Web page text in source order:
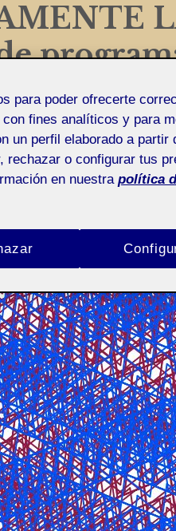
2 noviembre, 2024
para poder ofrecerte
fines analíticos y para
un perfil elaborado a partir
rechazar o configurar tus
en nuestra política